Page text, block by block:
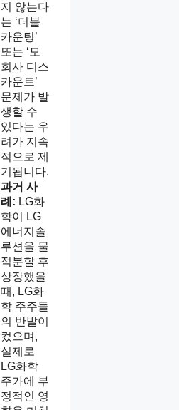
지 않는다
는 ‘더블
카운팅’
또는 ‘모
회사 디스
카운트’
문제가 발
생할 수
있다는 우
려가 지속
적으로 제
기됩니다.
과거 사
례: LG화
학이 LG
에너지솔
루션을 물
적분할 후
상장했을
때, LG화
학 주주들
의 반발이
컸으며,
실제로
LG화학
주가에 부
정적인 영